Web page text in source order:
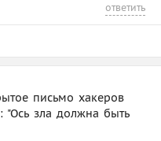
ответить
письмо хакеров
"Ось зла должна быть